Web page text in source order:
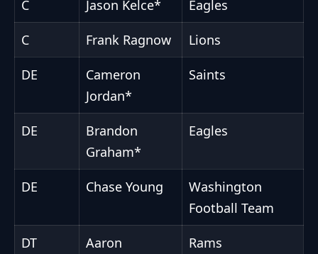
C Jason Kelce* Eagles
C Frank Ragnow Lions
DE
Cameron
Jordan*
Saints
DE
Brandon
Graham*
Eagles
DE Chase Young
Washington
Football Team
DT
Aaron
Rams